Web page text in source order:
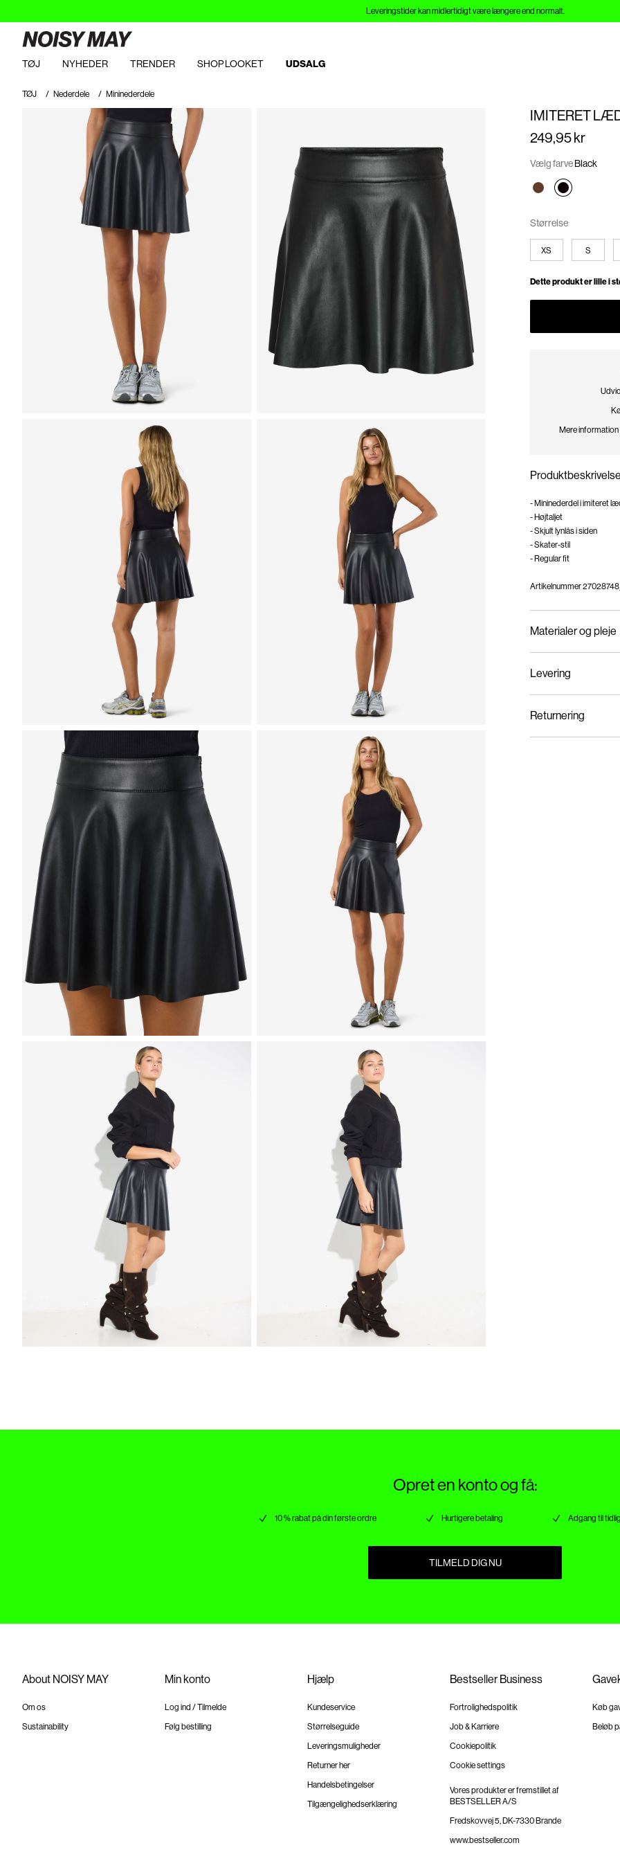
Leveringstider kan midlertidigt være længere end normalt.
TØJ NYHEDER TRENDER SHOP LOOKET UDSALG
TØJ Nederdele Mininederdele
IMITERET
249,95 kr
Vælg farveBlack
Størrelse
XS S
Dette produkt er lille i
Mere
Produktbeskrivelse
- Mininederdel i imiteret
- Højtaljet
- Skjult lynlås i siden
- Skater-stil
- Regular fit
Artikelnummer
Materialer og pleje
Levering
Returnering
Opret en konto og få:
10 % rabat på din første ordre Hurtigere betaling Adgang til
TILMELD DIG NU
About NOISY MAY
Om os
Sustainability
Min konto
Log ind / Tilmelde
Følg bestilling
Hjælp
Kundeservice
Størrelseguide
Leveringsmuligheder
Returner her
Handelsbetingelser
Tilgængelighedserklæring
Bestseller Business
Fortrolighedspolitik
Job & Karriere
Cookiepolitik
Cookie settings
Vores produkter er fremstillet af
BESTSELLER A/S
Fredskovvej 5, DK-7330 Brande
www.bestseller.com
Køb
Beløb